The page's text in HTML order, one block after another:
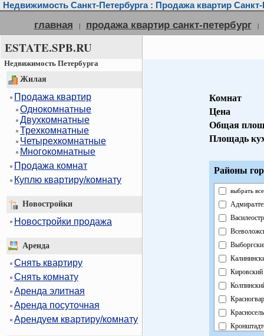
Недвижимость Санкт-Петербурга : Продажа квартир Санкт-
главная | продажа квартир санкт-петербург |
ESTATE.SPB.RU
Недвижимость Петербурга
Жилая
Продажа квартир
Однокомнатные
Двухкомнатные
Трехкомнатные
Четырехкомнатные
Многокомнатные
Продажа комнат
Куплю квартиру/комнату
Новостройки
Новостройки продажа
Аренда
Снять квартиру
Снять комнату
Аренда элитная
Аренда посуточная
Арендуем квартиру/комнату
Комнат
Цена
Общая
Площадь
Районы
выбрать все
Кировский